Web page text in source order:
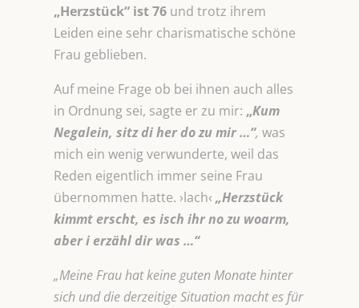
„Herzstück“ ist 76 und trotz ihrem
Leiden eine sehr charismatische schöne
Frau geblieben.
Auf meine Frage ob bei ihnen auch alles
in Ordnung sei, sagte er zu mir: „Kum
Negalein, sitz di her do zu mir …“, was
mich ein wenig verwunderte, weil das
Reden eigentlich immer seine Frau
übernommen hatte. ›lach‹ „Herzstück
kimmt erscht, es isch ihr no zu woarm,
aber i erzähl dir was …“
„Meine Frau hat keine guten Monate hinter
sich und die derzeitige Situation macht es für